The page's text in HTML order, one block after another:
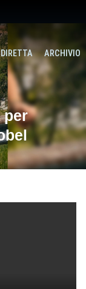
DIRETTA ARCHIVIO
per